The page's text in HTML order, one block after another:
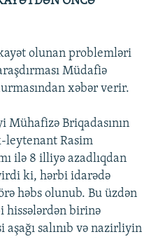
olunan problemləri
Müdafiə
xəbər verir.
Briqadasının
leytenant Rasim
ilə 8 illiyə azadlıqdan
ki, hərbi idarədə
həbs olunub. Bu üzdən
hissələrdən birinə
salınıb və nazirliyin